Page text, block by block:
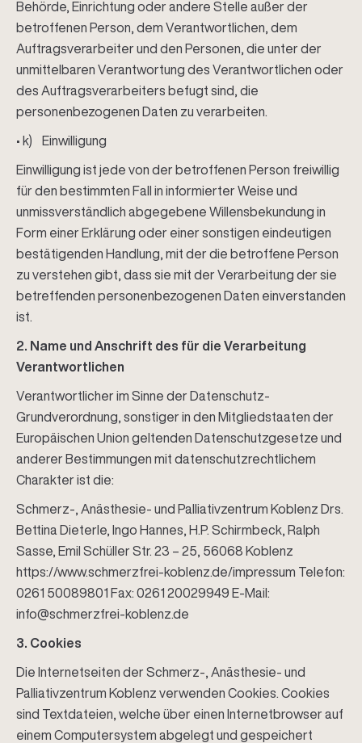
Behörde, Einrichtung oder andere Stelle außer der
betroffenen Person, dem Verantwortlichen, dem
Auftragsverarbeiter und den Personen, die unter der
unmittelbaren Verantwortung des Verantwortlichen oder
des Auftragsverarbeiters befugt sind, die
personenbezogenen Daten zu verarbeiten.
• k) Einwilligung
Einwilligung ist jede von der betroffenen Person freiwillig
für den bestimmten Fall in informierter Weise und
unmissverständlich abgegebene Willensbekundung in
Form einer Erklärung oder einer sonstigen eindeutigen
bestätigenden Handlung, mit der die betroffene Person
zu verstehen gibt, dass sie mit der Verarbeitung der sie
betreffenden personenbezogenen Daten einverstanden
ist.
2. Name und Anschrift des für die Verarbeitung
Verantwortlichen
Verantwortlicher im Sinne der Datenschutz-
Grundverordnung, sonstiger in den Mitgliedstaaten der
Europäischen Union geltenden Datenschutzgesetze und
anderer Bestimmungen mit datenschutzrechtlichem
Charakter ist die:
Schmerz-, Anästhesie- und Palliativzentrum Koblenz Drs.
Bettina Dieterle, Ingo Hannes, H.P. Schirmbeck, Ralph
Sasse, Emil Schüller Str. 23 – 25, 56068 Koblenz
https://www.schmerzfrei-koblenz.de/impressum Telefon:
0261 50089801 Fax: 0261 20029949 E-Mail:
info@schmerzfrei-koblenz.de
3. Cookies
Die Internetseiten der Schmerz-, Anästhesie- und
Palliativzentrum Koblenz verwenden Cookies. Cookies
sind Textdateien, welche über einen Internetbrowser auf
einem Computersystem abgelegt und gespeichert